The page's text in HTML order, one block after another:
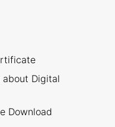
about Digital
Download